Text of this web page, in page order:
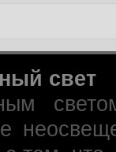
свет